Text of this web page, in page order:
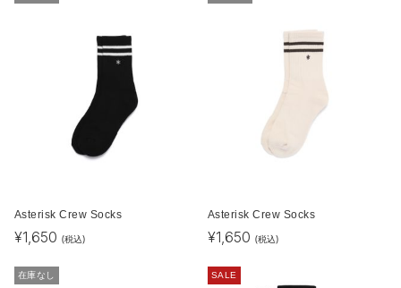
Asterisk Crew Socks
¥1,650 (税込)
Asterisk Crew Socks
¥1,650 (税込)
在庫なし SALE